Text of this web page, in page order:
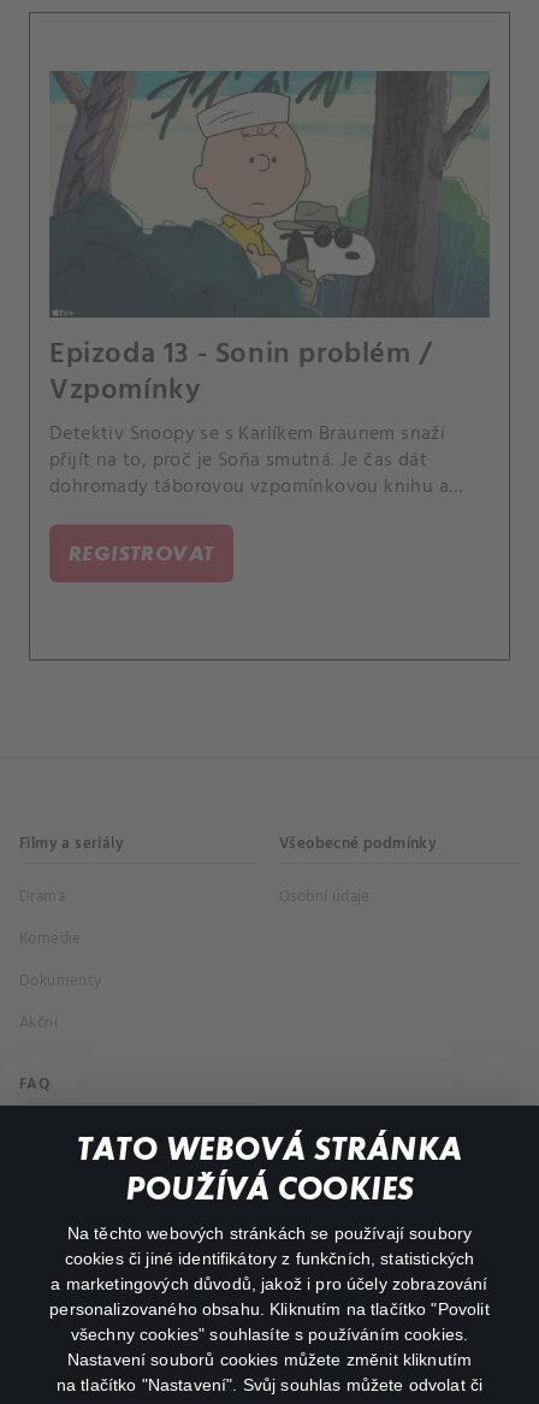
TATO WEBOVÁ STRÁNKA
POUŽÍVÁ COOKIES
Na těchto webových stránkách se používají soubory
cookies či jiné identifikátory z funkčních, statistických
a marketingových důvodů, jakož i pro účely zobrazování
personalizovaného obsahu. Kliknutím na tlačítko "Povolit
všechny cookies" souhlasíte s používáním cookies.
Nastavení souborů cookies můžete změnit kliknutím
na tlačítko "Nastavení". Svůj souhlas můžete odvolat či
Epizoda 13 - Sonin problém /
Vzpomínky
Detektiv Snoopy se s Karlíkem Braunem snaží
přijít na to, proč je Soňa smutná. Je čas dát
dohromady táborovou vzpomínkovou knihu a
REGISTROVAT
Filmy a seriály
Drama
Komedie
Dokumenty
Akční
Všeobecné podmínky
Osobní údaje
FAQ
Můj účet
Důležité odkazy
facebookinstagram
youtube